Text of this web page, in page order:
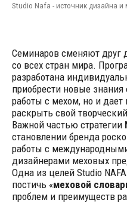
Studio Nafa - источник дизайна и
Семинаров сменяют друг
со всех стран мира.
разработана
приобрести новые знания
работы с мехом, но и
раскрыть свой
Важной частью стратегии
становлении бренда
работы с
дизайнерами меховых
Одна из целей Studio
постичь «меховой
проблем и преимуществ